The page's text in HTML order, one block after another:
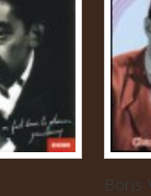
Boris